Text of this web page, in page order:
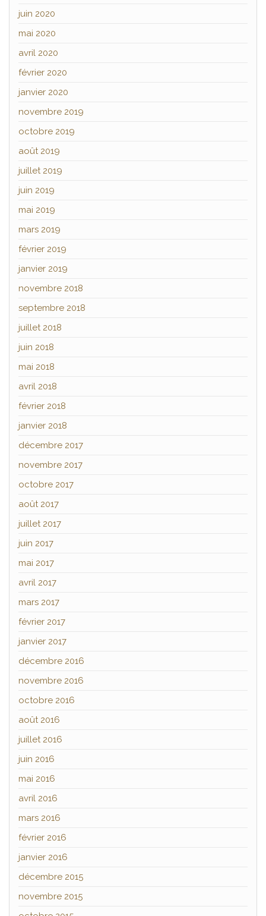
juin 2020
mai 2020
avril 2020
février 2020
janvier 2020
novembre 2019
octobre 2019
août 2019
juillet 2019
juin 2019
mai 2019
mars 2019
février 2019
janvier 2019
novembre 2018
septembre 2018
juillet 2018
juin 2018
mai 2018
avril 2018
février 2018
janvier 2018
décembre 2017
novembre 2017
octobre 2017
août 2017
juillet 2017
juin 2017
mai 2017
avril 2017
mars 2017
février 2017
janvier 2017
décembre 2016
novembre 2016
octobre 2016
août 2016
juillet 2016
juin 2016
mai 2016
avril 2016
mars 2016
février 2016
janvier 2016
décembre 2015
novembre 2015